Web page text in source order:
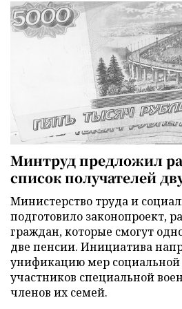
Минтруд предложил
список получателей
Министерство труда и
подготовило законопроект,
граждан, которые смогут
две пенсии. Инициатива
унификацию мер
участников специальной
членов их семей.